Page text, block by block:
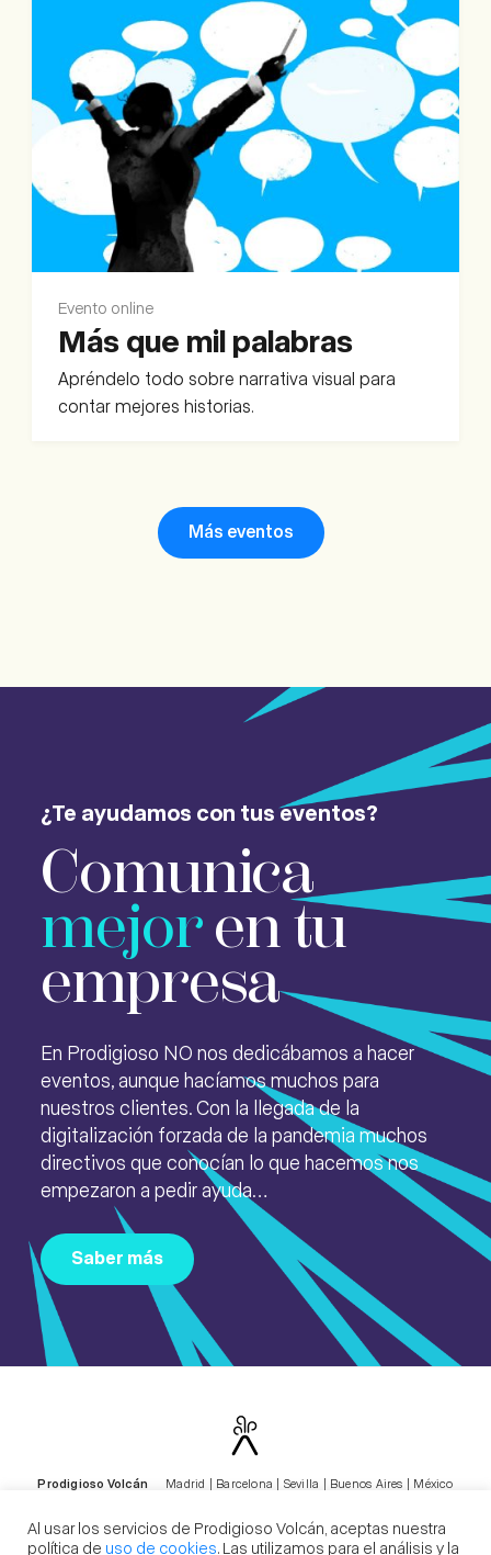
Evento online
Más que mil palabras
Apréndelo todo sobre narrativa visual para
contar mejores historias.
Más eventos
¿Te ayudamos con tus eventos?
Comunica
mejoren tu
empresa
En Prodigioso NO nos dedicábamos a hacer
eventos, aunque hacíamos muchos para
nuestros clientes. Con la llegada de la
digitalización forzada de la pandemia muchos
directivos que conocían lo que hacemos nos
empezaron a pedir ayuda…
Saber más
Prodigioso Volcán
Madrid | Barcelona | Sevilla | Buenos Aires | México
Al usar los servicios de Prodigioso Volcán, aceptas nuestra
política de uso de cookies. Las utilizamos para el análisis y la